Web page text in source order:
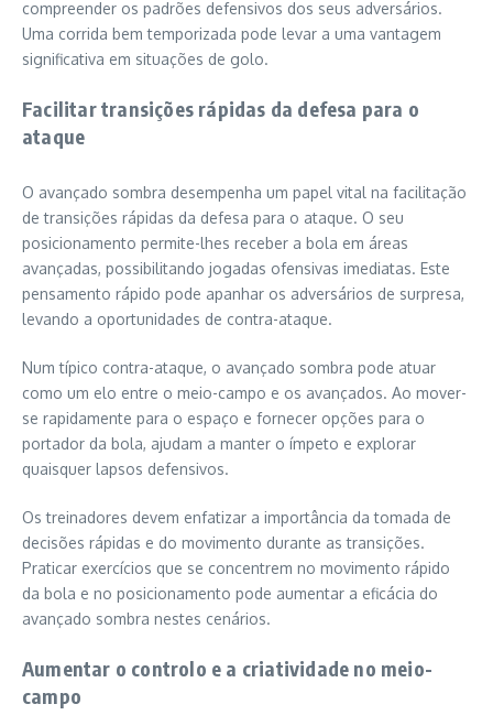
compreender os padrões defensivos dos seus adversários.
Uma corrida bem temporizada pode levar a uma vantagem
significativa em situações de golo.
Facilitar transições rápidas da defesa para o
ataque
O avançado sombra desempenha um papel vital na facilitação
de transições rápidas da defesa para o ataque. O seu
posicionamento permite-lhes receber a bola em áreas
avançadas, possibilitando jogadas ofensivas imediatas. Este
pensamento rápido pode apanhar os adversários de surpresa,
levando a oportunidades de contra-ataque.
Num típico contra-ataque, o avançado sombra pode atuar
como um elo entre o meio-campo e os avançados. Ao mover-
se rapidamente para o espaço e fornecer opções para o
portador da bola, ajudam a manter o ímpeto e explorar
quaisquer lapsos defensivos.
Os treinadores devem enfatizar a importância da tomada de
decisões rápidas e do movimento durante as transições.
Praticar exercícios que se concentrem no movimento rápido
da bola e no posicionamento pode aumentar a eficácia do
avançado sombra nestes cenários.
Aumentar o controlo e a criatividade no meio-
campo